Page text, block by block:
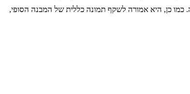
כן, היא אמורה לשקף תמונה כללית של המבנה הסופי,